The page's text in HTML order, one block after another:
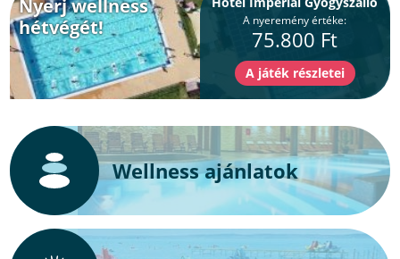
Nyerj wellness
hétvégét!
A nyeremény értéke:
75.800 Ft
Wellness ajánlatok